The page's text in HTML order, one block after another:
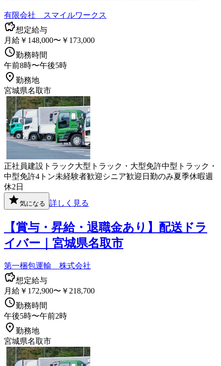
有限会社 スマイルワークス
想定給与
月給￥148,000〜￥173,000
勤務時間
午前8時〜午後5時
勤務地
宮城県名取市
正社員建設 トラック大型トラック・大型免許中型トラック・
中型免許4トン未経験者歓迎 シニア歓迎 日勤のみ夏季休暇週
休2日
気になる 詳しく見る
【賞与・昇給・退職金あり】配送ドラ
イバー｜宮城県名取市
第一梱包運輸 株式会社
想定給与
月給￥172,900〜￥218,700
勤務時間
午後5時〜午前2時
勤務地
宮城県名取市